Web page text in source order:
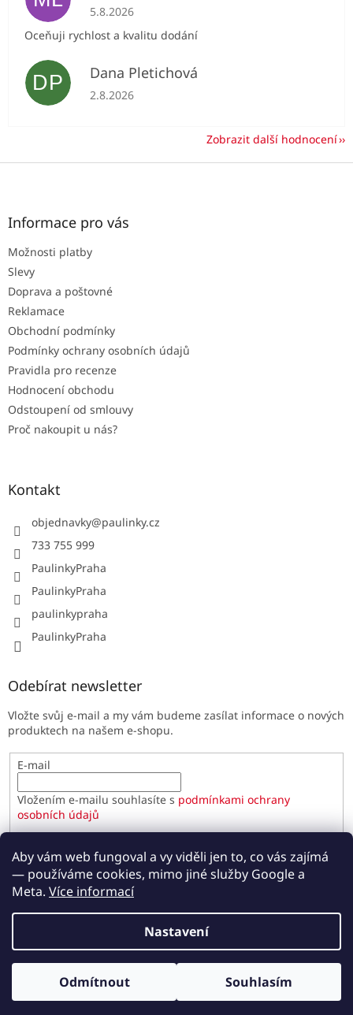
Aby vám web fungoval a vy viděli jen to, co vás zajímá
— používáme cookies, mimo jiné služby Google a
Meta. Více informací
Nastavení
Odmítnout Souhlasím
Hodnocení obchodu je 5 z 5 hvězdiček.
5.8.2026
Oceňuji rychlost a kvalitu dodání
DP Dana Pletichová
Hodnocení obchodu je 5 z 5 hvězdiček.
2.8.2026
Zobrazit další hodnocení
Z
Informace pro vás
Možnosti platby
Slevy
Doprava a poštovné
Reklamace
Obchodní podmínky
Podmínky ochrany osobních údajů
Pravidla pro recenze
Hodnocení obchodu
Odstoupení od smlouvy
Proč nakoupit u nás?
Kontakt
objednavky@paulinky.cz
733 755 999
PaulinkyPraha
PaulinkyPraha
paulinkypraha
PaulinkyPraha
Odebírat newsletter
Vložte svůj e-mail a my vám budeme zasílat informace o nových
produktech na našem e-shopu.
E-mail
Vložením e-mailu souhlasíte s podmínkami ochrany
osobních údajů
PŘIHLÁSIT SE
Paulínky.cz. Všechna práva vyhrazena.
Upravit nastavení cookies
Odběr novinek